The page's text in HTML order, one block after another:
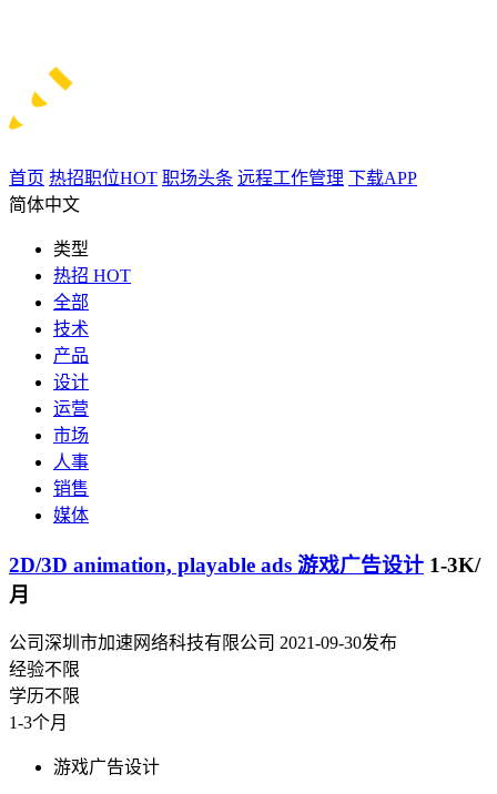
首页 热招职位HOT 职场头条 远程工作管理 下载APP
简体中文
类型
热招 HOT
全部
技术
产品
设计
运营
市场
人事
销售
媒体
2D/3D animation, playable ads 游戏广告设计 1-3K/
月
公司深圳市加速网络科技有限公司 2021-09-30发布
经验不限
学历不限
1-3个月
游戏广告设计